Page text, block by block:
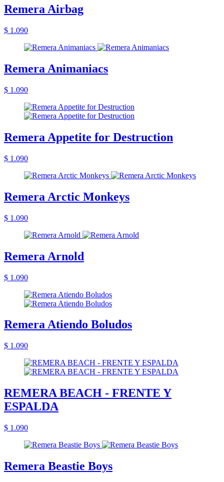
Remera Airbag
$ 1.090
Remera Animaniacs
$ 1.090
Remera Appetite for Destruction
$ 1.090
Remera Arctic Monkeys
$ 1.090
Remera Arnold
$ 1.090
Remera Atiendo Boludos
$ 1.090
REMERA BEACH - FRENTE Y
ESPALDA
$ 1.090
Remera Beastie Boys